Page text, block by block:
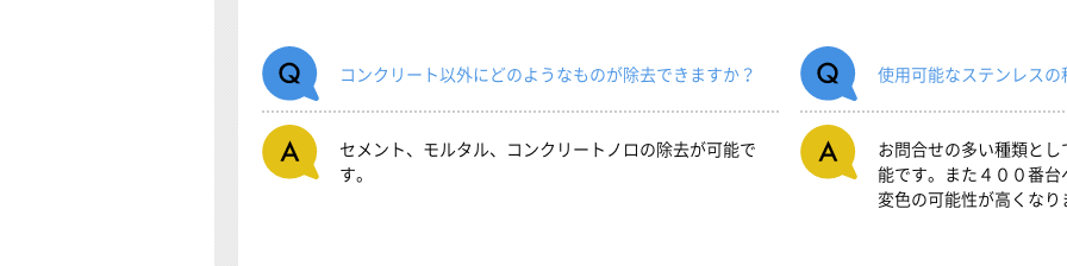
コンクリート以外にどのようなものが除去できますか？
セメント、モルタル、コンクリートノロの除去が可能で
す。
使用可能なステンレス
お問合せの多い種類と
能です。また４００番
変色の可能性が高くなり